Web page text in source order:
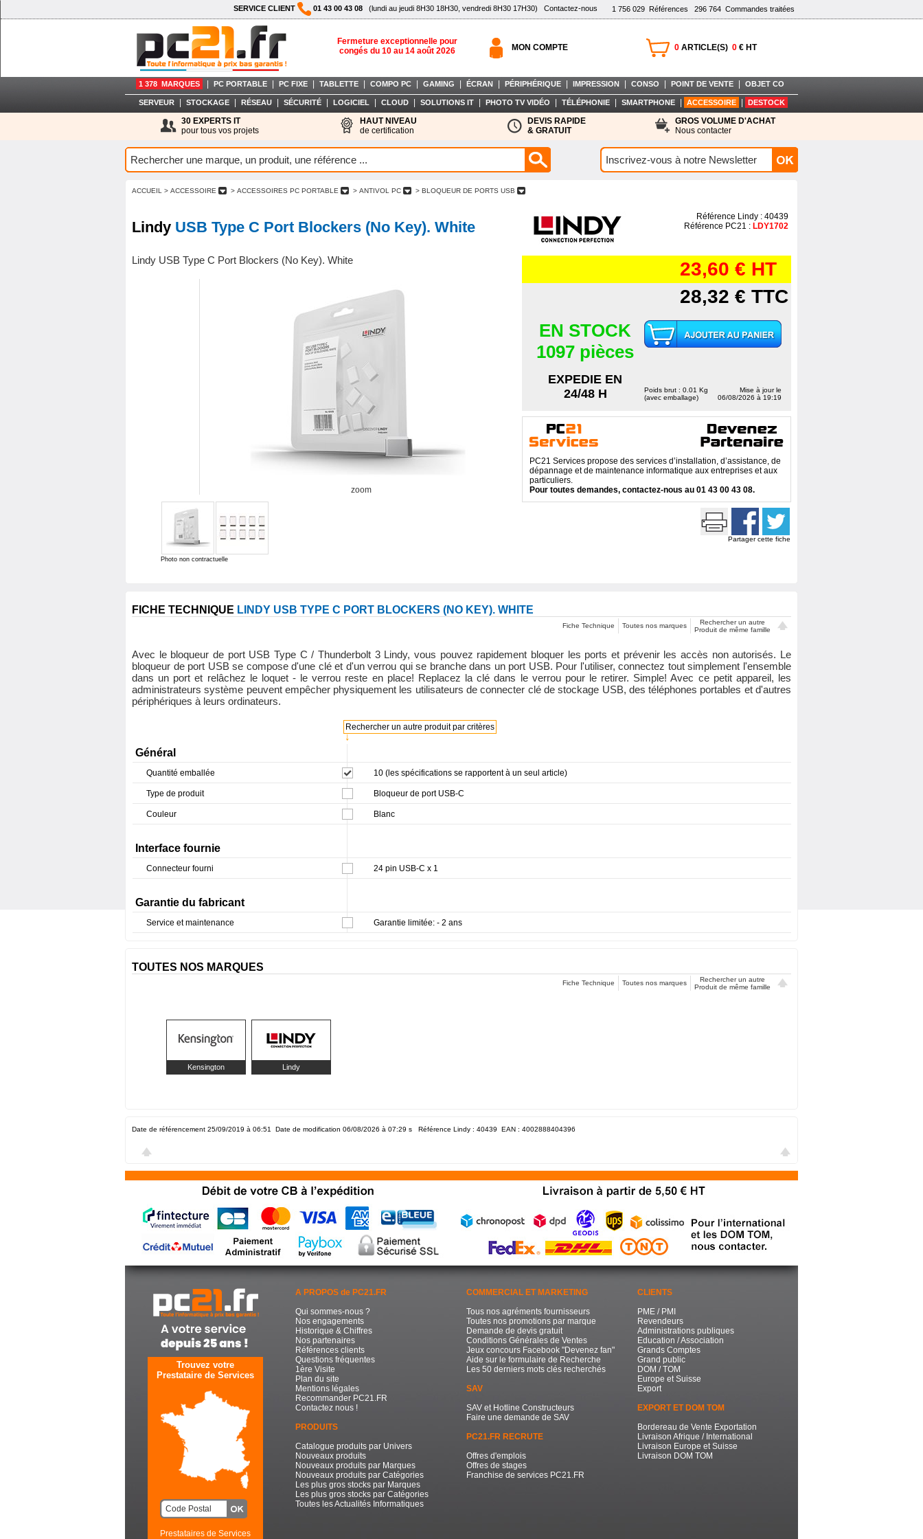
1 756 029 Références 296 764 Commandes traitées
SERVICE CLIENT 01 43 00 43 08 (lundi au jeudi 8H30 18H30, vendredi 8H30 17H30) Contactez-nous
Fermeture exceptionnelle pour
congés du 10 au 14 août 2026
0 ARTICLE(S) 0 € HT
MON COMPTE
1 378 MARQUES PC PORTABLE PC FIXE TABLETTE COMPO PC GAMING ÉCRAN PÉRIPHÉRIQUE IMPRESSION CONSO POINT DE VENTE OBJET CO
SERVEUR STOCKAGE RÉSEAU SÉCURITÉ LOGICIEL CLOUD SOLUTIONS IT PHOTO TV VIDÉO TÉLÉPHONIE SMARTPHONE ACCESSOIRE DESTOCK
30 EXPERTS IT
pour tous vos projets
HAUT NIVEAU
de certification
DEVIS RAPIDE
& GRATUIT
GROS VOLUME D'ACHAT
Nous contacter
ACCUEIL > ACCESSOIRE > ACCESSOIRES PC PORTABLE > ANTIVOL PC > BLOQUEUR DE PORTS USB
Lindy USB Type C Port Blockers (No Key). White
Lindy USB Type C Port Blockers (No Key). White
zoom
Photo non contractuelle
Référence Lindy : 40439
Référence PC21 : LDY1702
23,60 € HT
28,32 € TTC
EN STOCK
1097 pièces
EXPEDIE EN
24/48 H
Poids brut : 0.01 Kg
(avec emballage)
Mise à jour le
06/08/2026 à 19:19
PC21 Services propose des services d’installation, d’assistance, de
dépannage et de maintenance informatique aux entreprises et aux
particuliers.
Pour toutes demandes, contactez-nous au 01 43 00 43 08.
Partager cette fiche
FICHE TECHNIQUE LINDY USB TYPE C PORT BLOCKERS (NO KEY). WHITE
Fiche Technique Toutes nos marques
Rechercher un autre
Produit de même famille
Avec le bloqueur de port USB Type C / Thunderbolt 3 Lindy, vous pouvez rapidement bloquer les ports et prévenir les accès non autorisés. Le
bloqueur de port USB se compose d'une clé et d'un verrou qui se branche dans un port USB. Pour l'utiliser, connectez tout simplement l'ensemble
dans un port et relâchez le loquet - le verrou reste en place! Replacez la clé dans le verrou pour le retirer. Simple! Avec ce petit appareil, les
administrateurs système peuvent empêcher physiquement les utilisateurs de connecter clé de stockage USB, des téléphones portables et d'autres
périphériques à leurs ordinateurs.
↓
Rechercher un autre produit par critères
Général
Quantité emballée 10 (les spécifications se rapportent à un seul article)
Type de produit Bloqueur de port USB-C
Couleur Blanc
Interface fournie
Connecteur fourni 24 pin USB-C x 1
Garantie du fabricant
Service et maintenance Garantie limitée: - 2 ans
TOUTES NOS MARQUES
Fiche Technique Toutes nos marques
Rechercher un autre
Produit de même famille
Kensington Lindy
Date de référencement 25/09/2019 à 06:51 Date de modification 06/08/2026 à 07:29 s Référence Lindy : 40439 EAN : 4002888404396
Trouvez votre
Prestataire de Services
Prestataires de Services
A PROPOS de PC21.FR
Qui sommes-nous ?
Nos engagements
Historique & Chiffres
Nos partenaires
Références clients
Questions fréquentes
1ère Visite
Plan du site
Mentions légales
Recommander PC21.FR
Contactez nous !
PRODUITS
Catalogue produits par Univers
Nouveaux produits
Nouveaux produits par Marques
Nouveaux produits par Catégories
Les plus gros stocks par Marques
Les plus gros stocks par Catégories
Toutes les Actualités Informatiques
COMMERCIAL ET MARKETING
Tous nos agréments fournisseurs
Toutes nos promotions par marque
Demande de devis gratuit
Conditions Générales de Ventes
Jeux concours Facebook "Devenez fan"
Aide sur le formulaire de Recherche
Les 50 derniers mots clés recherchés
SAV
SAV et Hotline Constructeurs
Faire une demande de SAV
PC21.FR RECRUTE
Offres d'emplois
Offres de stages
Franchise de services PC21.FR
CLIENTS
PME / PMI
Revendeurs
Administrations publiques
Education / Association
Grands Comptes
Grand public
DOM / TOM
Europe et Suisse
Export
EXPORT ET DOM TOM
Bordereau de Vente Exportation
Livraison Afrique / International
Livraison Europe et Suisse
Livraison DOM TOM